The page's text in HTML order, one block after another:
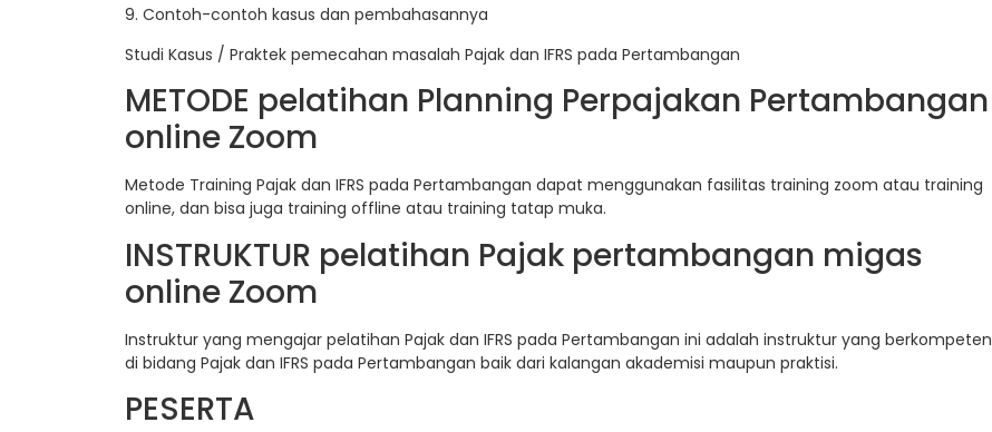
9. Contoh-contoh kasus dan pembahasannya
Studi Kasus / Praktek pemecahan masalah Pajak dan IFRS pada Pertambangan
METODE pelatihan Planning Perpajakan Pertambangan
online Zoom
Metode Training Pajak dan IFRS pada Pertambangan dapat menggunakan fasilitas training zoom atau training
online, dan bisa juga training offline atau training tatap muka.
INSTRUKTUR pelatihan Pajak pertambangan migas
online Zoom
Instruktur yang mengajar pelatihan Pajak dan IFRS pada Pertambangan ini adalah instruktur yang berkompeten
di bidang Pajak dan IFRS pada Pertambangan baik dari kalangan akademisi maupun praktisi.
PESERTA